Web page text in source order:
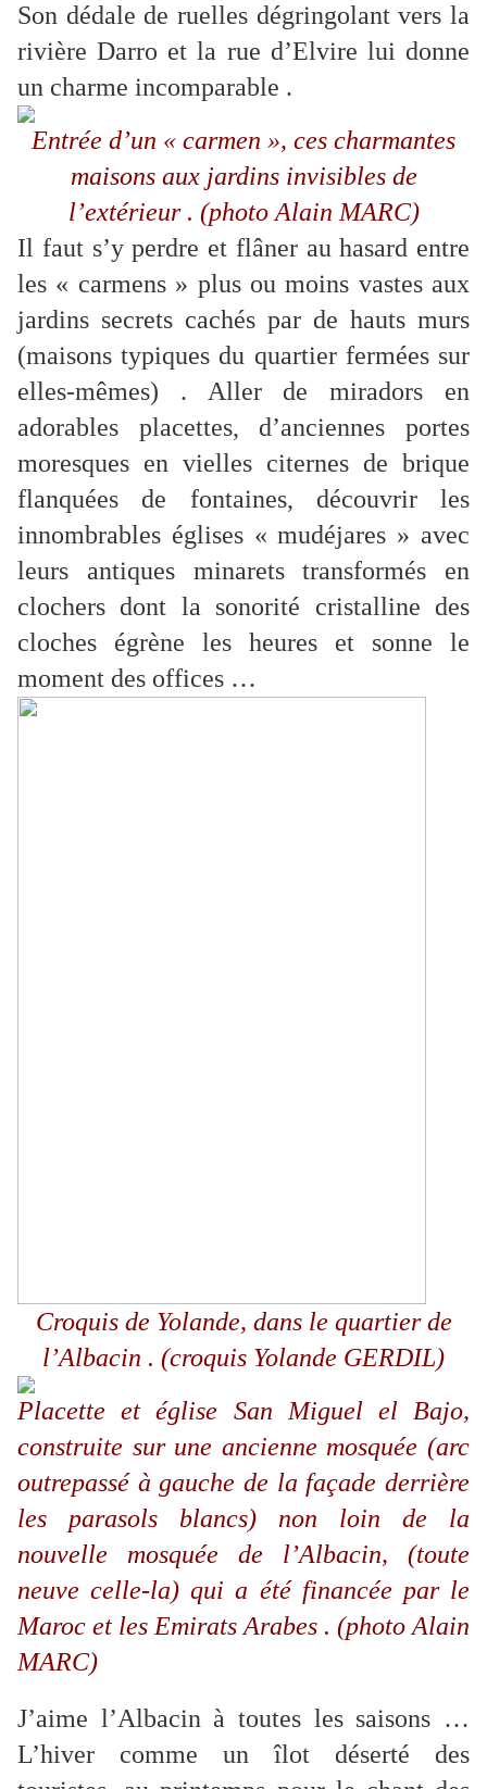
Son dédale de ruelles dégringolant vers la
rivière Darro et la rue d’Elvire lui donne
un charme incomparable .
Entrée d’un « carmen », ces charmantes
maisons aux jardins invisibles de
l’extérieur . (photo Alain MARC)
Il faut s’y perdre et flâner au hasard entre
les « carmens » plus ou moins vastes aux
jardins secrets cachés par de hauts murs
(maisons typiques du quartier fermées sur
elles-mêmes) . Aller de miradors en
adorables placettes, d’anciennes portes
moresques en vielles citernes de brique
flanquées de fontaines, découvrir les
innombrables églises « mudéjares » avec
leurs antiques minarets transformés en
clochers dont la sonorité cristalline des
cloches égrène les heures et sonne le
moment des offices …
Croquis de Yolande, dans le quartier de
l’Albacin . (croquis Yolande GERDIL)
Placette et église San Miguel el Bajo,
construite sur une ancienne mosquée (arc
outrepassé à gauche de la façade derrière
les parasols blancs) non loin de la
nouvelle mosquée de l’Albacin, (toute
neuve celle-la) qui a été financée par le
Maroc et les Emirats Arabes . (photo Alain
MARC)
J’aime l’Albacin à toutes les saisons …
L’hiver comme un îlot déserté des